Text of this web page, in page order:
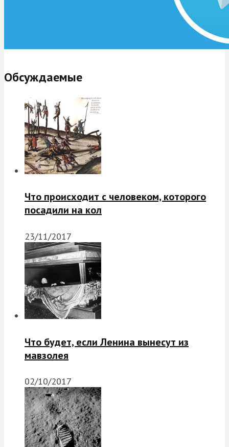
Обсуждаемые
Что происходит с человеком, которого
посадили на кол
23/11/2017
Что будет, если Ленина вынесут из
мавзолея
02/10/2017